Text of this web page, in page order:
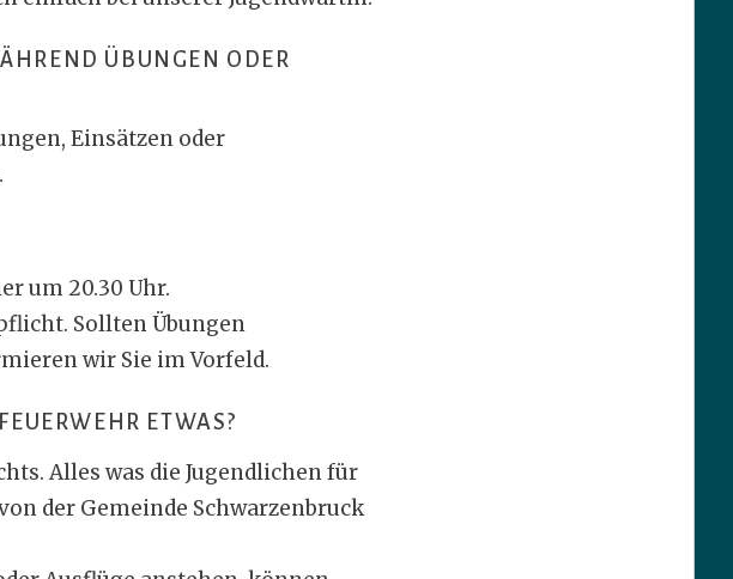
ÜBUNGEN ODER
Einsätzen oder
um 20.30 Uhr.
Sollten Übungen
wir Sie im Vorfeld.
ETWAS?
Alles was die Jugendlichen für
der Gemeinde Schwarzenbruck